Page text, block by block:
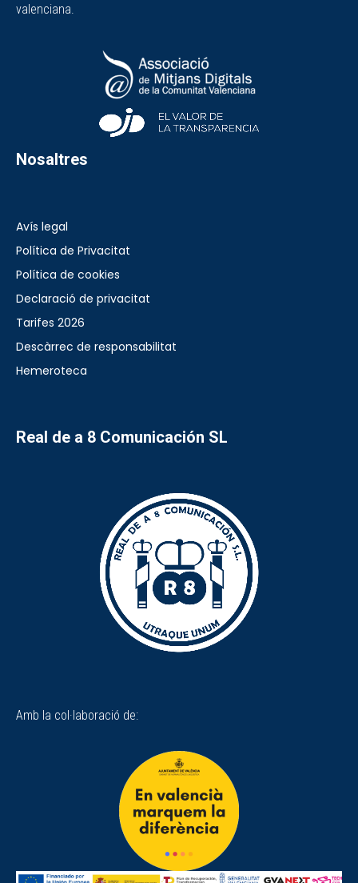
valenciana.
Nosaltres
Avís legal
Política de Privacitat
Política de cookies
Declaració de privacitat
Tarifes 2026
Descàrrec de responsabilitat
Hemeroteca
Real de a 8 Comunicación SL
Amb la col·laboració de: